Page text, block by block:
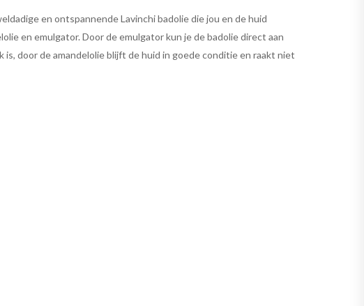
en ontspannende Lavinchi badolie die jou en de huid
en emulgator. Door de emulgator kun je de badolie direct aan
door de amandelolie blijft de huid in goede conditie en raakt niet